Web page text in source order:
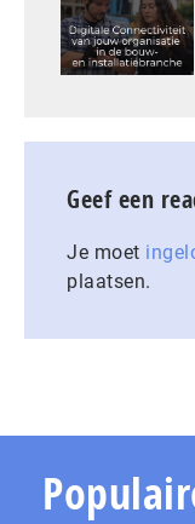
Geef een
Je moet
plaatsen.